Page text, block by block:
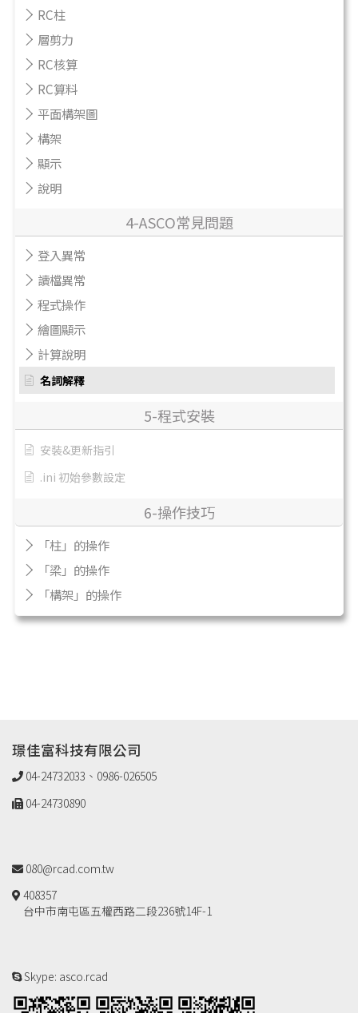
RC柱
層剪力
RC核算
RC算料
平面構架圖
構架
顯示
說明
4-ASCO常見問題
登入異常
讀檔異常
程式操作
繪圖顯示
計算說明
名詞解釋
5-程式安裝
安裝&更新指引
.ini 初始參數設定
6-操作技巧
「柱」的操作
「梁」的操作
「構架」的操作
璟佳富科技有限公司
04-24732033、0986-026505
04-24730890
080@rcad.com.tw
408357
台中市南屯區五權西路二段236號14F-1
Skype: asco.rcad